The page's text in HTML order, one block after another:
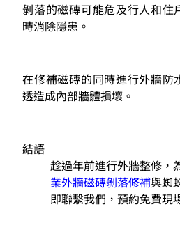
剝落的磁磚可能危及行人和住
時消除隱患。
在修補磁磚的同時進行外牆防
透造成內部牆體損壞。
結語
趁過年前進行外牆整修，
業外牆磁磚剝落修補與蜘
即聯繫我們，預約免費現